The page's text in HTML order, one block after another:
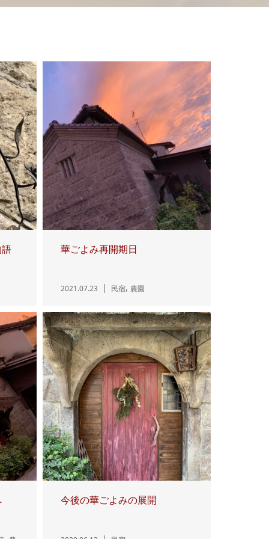
語 華ごよみ再開期日
2021.07.23 民宿, 農園
今後の華ごよみの展開